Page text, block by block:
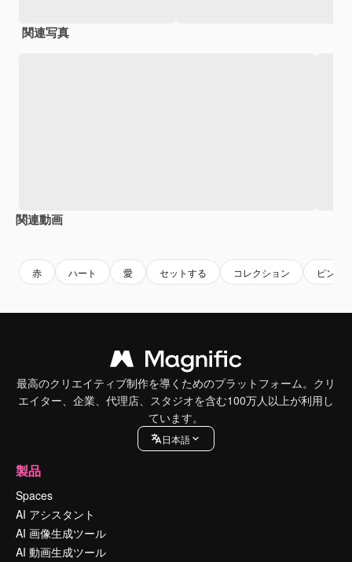
関連写真
関連動画
赤 ハート 愛 セットする コレクション ピンク
最高のクリエイティブ制作を導くためのプラットフォーム。クリ
エイター、企業、代理店、スタジオを含む100万人以上が利用し
ています。
日本語
製品
Spaces
AI アシスタント
AI 画像生成ツール
AI 動画生成ツール